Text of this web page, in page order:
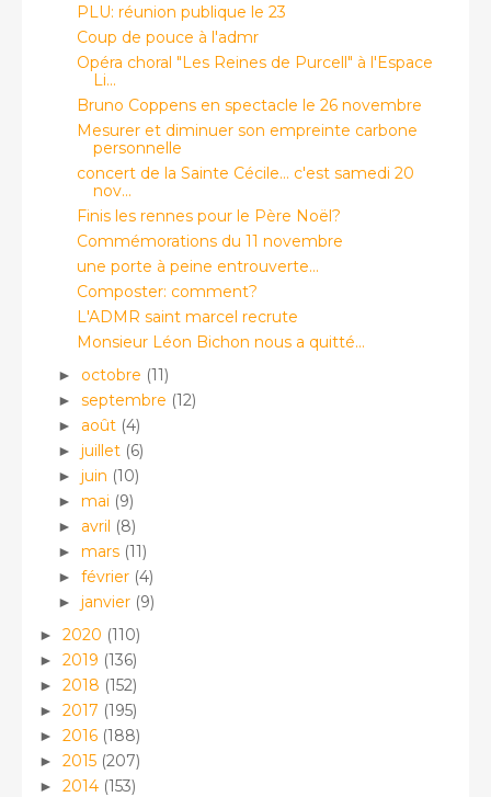
PLU: réunion publique le 23
Coup de pouce à l'admr
Opéra choral "Les Reines de Purcell" à l'Espace
Li...
Bruno Coppens en spectacle le 26 novembre
Mesurer et diminuer son empreinte carbone
personnelle
concert de la Sainte Cécile... c'est samedi 20
nov...
Finis les rennes pour le Père Noël?
Commémorations du 11 novembre
une porte à peine entrouverte...
Composter: comment?
L'ADMR saint marcel recrute
Monsieur Léon Bichon nous a quitté...
► octobre (11)
► septembre (12)
► août (4)
► juillet (6)
► juin (10)
► mai (9)
► avril (8)
► mars (11)
► février (4)
► janvier (9)
► 2020 (110)
► 2019 (136)
► 2018 (152)
► 2017 (195)
► 2016 (188)
► 2015 (207)
► 2014 (153)